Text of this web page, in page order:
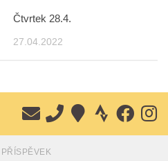
Čtvrtek 28.4.
27.04.2022